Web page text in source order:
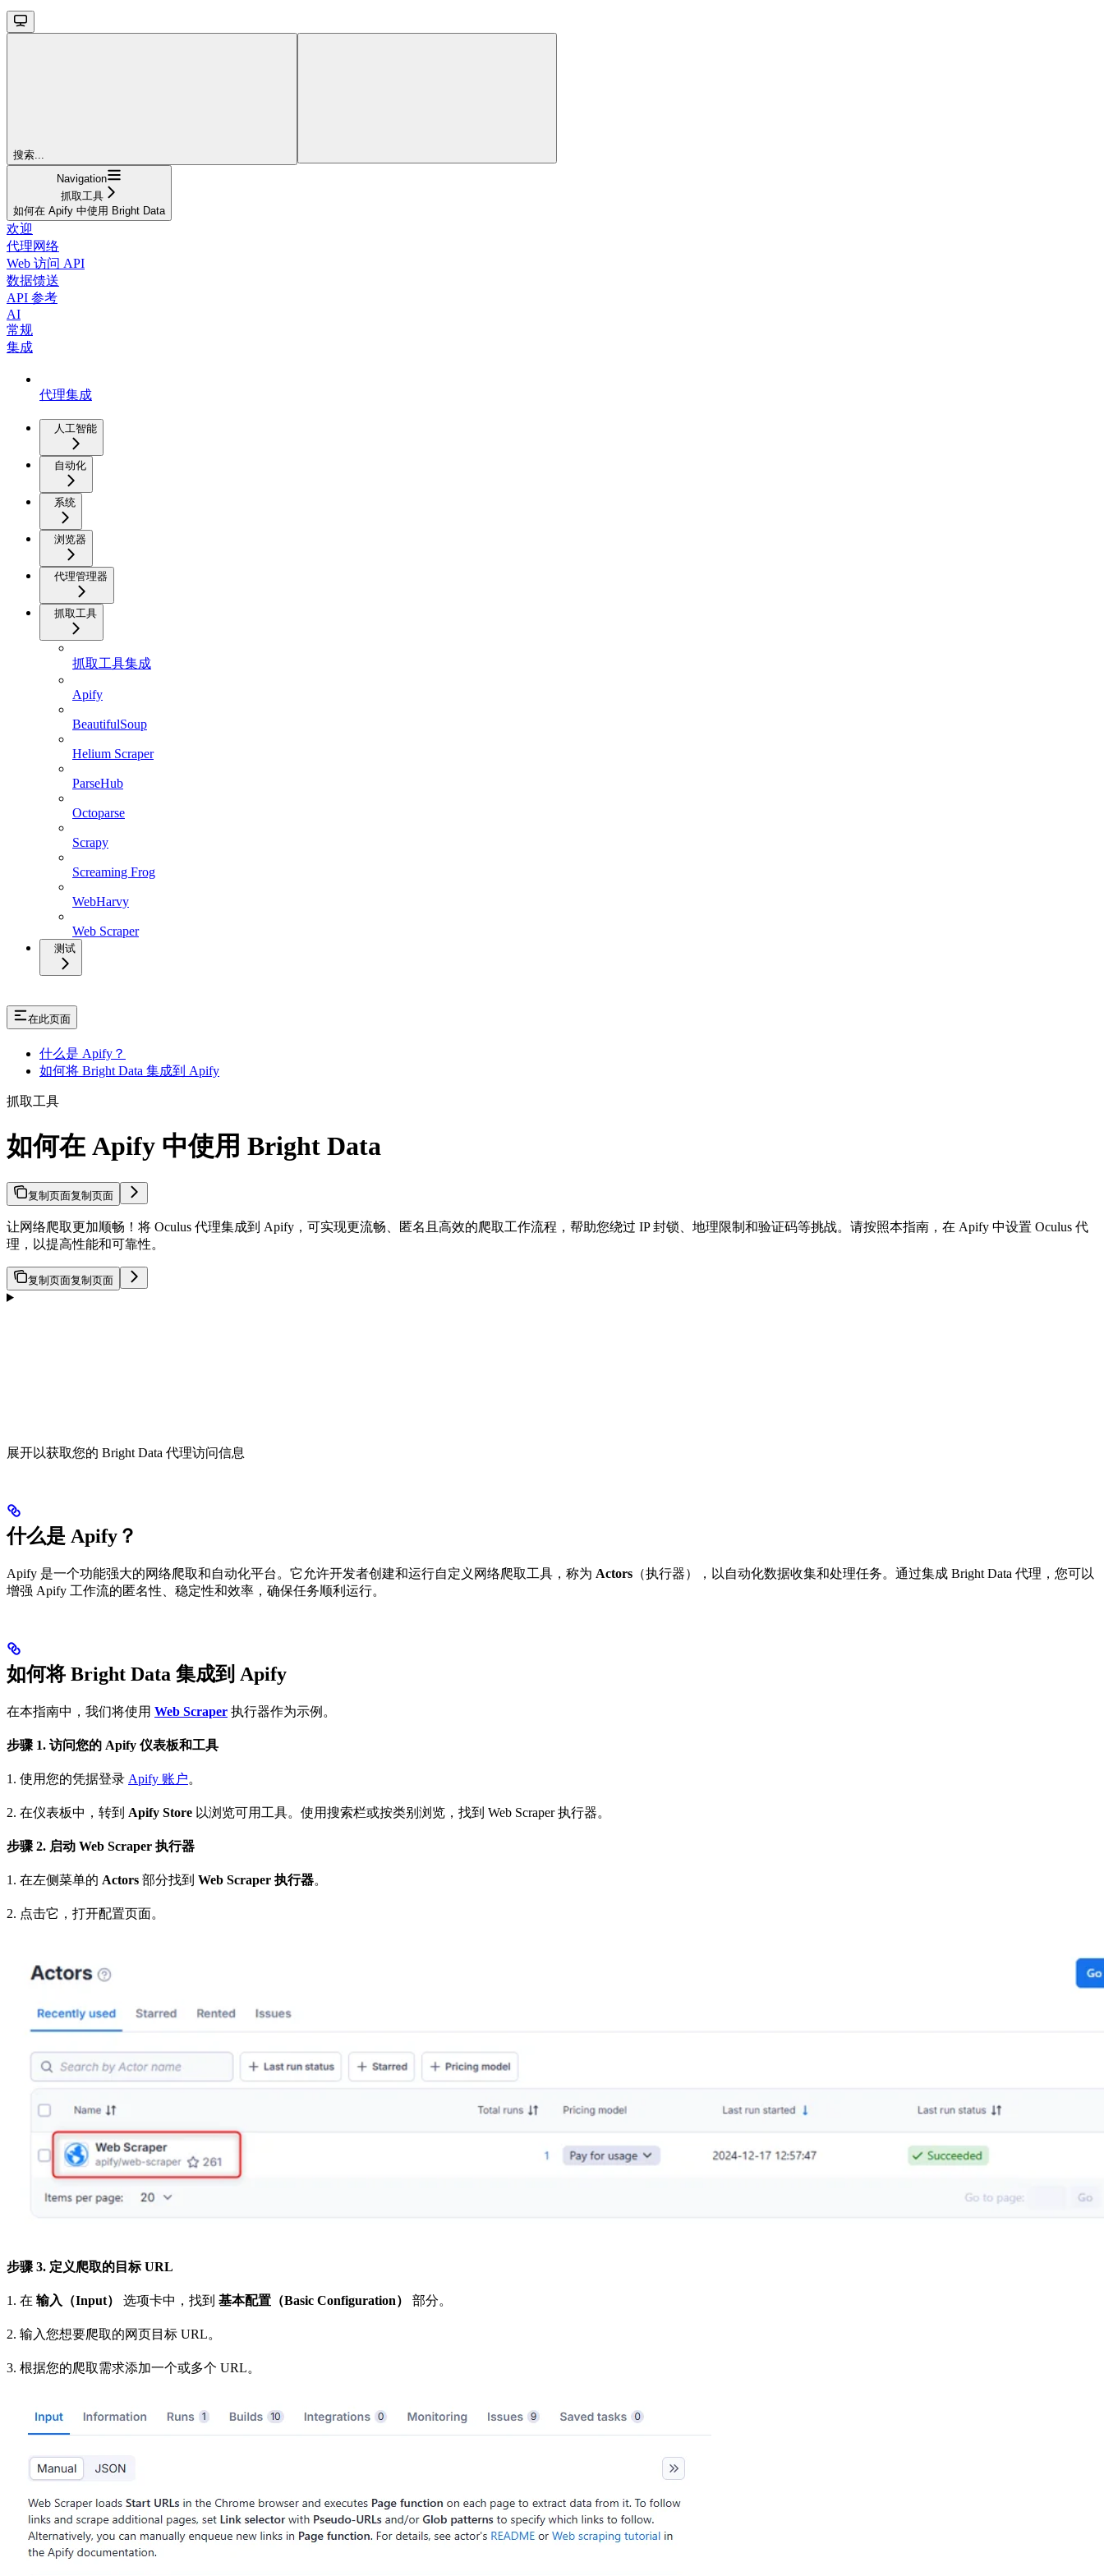
搜索...
Navigation
抓取工具
如何在 Apify 中使用 Bright Data
欢迎
代理网络
Web 访问 API
数据馈送
API 参考
AI
常规
集成
代理集成
人工智能
自动化
系统
浏览器
代理管理器
抓取工具
抓取工具集成
Apify
BeautifulSoup
Helium Scraper
ParseHub
Octoparse
Scrapy
Screaming Frog
WebHarvy
Web Scraper
测试
在此页面
什么是 Apify？
如何将 Bright Data 集成到 Apify
抓取工具
如何在 Apify 中使用 Bright Data
复制页面复制页面
让网络爬取更加顺畅！将 Oculus 代理集成到 Apify，可实现更流畅、匿名且高效的爬取工作流程，帮助您绕过 IP 封锁、地理限制和验证码等挑战。请按照本指南，在 Apify 中设置 Oculus 代
理，以提高性能和可靠性。
复制页面复制页面
展开以获取您的 Bright Data 代理访问信息
什么是 Apify？
Apify 是一个功能强大的网络爬取和自动化平台。它允许开发者创建和运行自定义网络爬取工具，称为 Actors （执行器），以自动化数据收集和处理任务。通过集成 Bright Data 代理，您可以
增强 Apify 工作流的匿名性、稳定性和效率，确保任务顺利运行。
如何将 Bright Data 集成到 Apify
在本指南中，我们将使用 Web Scraper 执行器作为示例。
步骤 1. 访问您的 Apify 仪表板和工具
1. 使用您的凭据登录 Apify 账户。
2. 在仪表板中，转到 Apify Store 以浏览可用工具。使用搜索栏或按类别浏览，找到 Web Scraper 执行器。
步骤 2. 启动 Web Scraper 执行器
1. 在左侧菜单的 Actors 部分找到 Web Scraper 执行器。
2. 点击它，打开配置页面。
步骤 3. 定义爬取的目标 URL
1. 在 输入（Input） 选项卡中，找到 基本配置（Basic Configuration） 部分。
2. 输入您想要爬取的网页目标 URL。
3. 根据您的爬取需求添加一个或多个 URL。